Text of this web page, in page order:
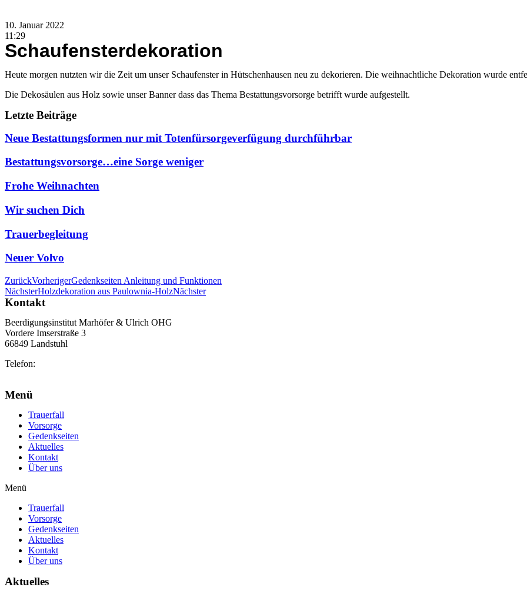
10. Januar 2022
11:29
Schaufensterdekoration
Heute morgen nutzten wir die Zeit um unser Schaufenster in Hütschenhausen neu zu dekorieren. Die weihnachtliche Dekoration wurde
Die Dekosäulen aus Holz sowie unser Banner dass das Thema Bestattungsvorsorge betrifft wurde aufgestellt.
Letzte Beiträge
Neue Bestattungsformen nur mit Totenfürsorgeverfügung durchführbar
Bestattungsvorsorge…eine Sorge weniger
Frohe Weihnachten
Wir suchen Dich
Trauerbegleitung
Neuer Volvo
ZurückVorherigerGedenkseiten Anleitung und Funktionen
NächsterHolzdekoration aus Paulownia-HolzNächster
Kontakt
Beerdigungsinstitut Marhöfer & Ulrich OHG
Vordere Imserstraße 3
66849 Landstuhl
Telefon:
Menü
Trauerfall
Vorsorge
Gedenkseiten
Aktuelles
Kontakt
Über uns
Menü
Trauerfall
Vorsorge
Gedenkseiten
Aktuelles
Kontakt
Über uns
Aktuelles